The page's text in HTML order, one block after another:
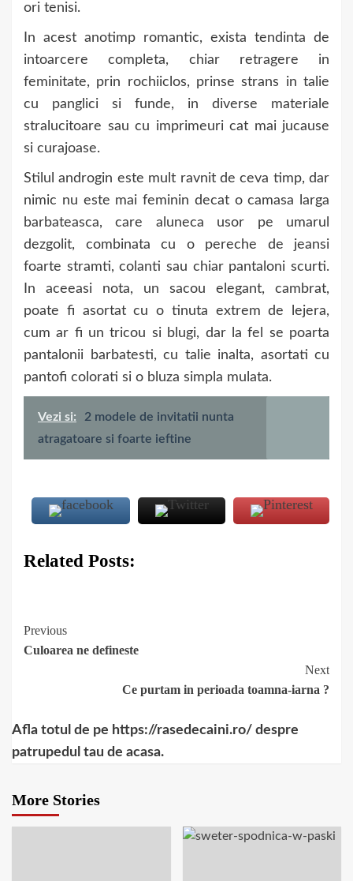
ori tenisi.
In acest anotimp romantic, exista tendinta de
intoarcere completa, chiar retragere in
feminitate, prin rochiiclos, prinse strans in talie
cu panglici si funde, in diverse materiale
stralucitoare sau cu imprimeuri cat mai jucause
si curajoase.
Stilul androgin este mult ravnit de ceva timp, dar
nimic nu este mai feminin decat o camasa larga
barbateasca, care aluneca usor pe umarul
dezgolit, combinata cu o pereche de jeansi
foarte stramti, colanti sau chiar pantaloni scurti.
In aceeasi nota, un sacou elegant, cambrat,
poate fi asortat cu o tinuta extrem de lejera,
cum ar fi un tricou si blugi, dar la fel se poarta
pantalonii barbatesti, cu talie inalta, asortati cu
pantofi colorati si o bluza simpla mulata.
Vezi si:
2 modele de invitatii nunta
atragatoare si foarte ieftine
Related Posts:
Continue
Reading
Previous
Culoarea ne defineste
Next
Ce purtam in perioada toamna-iarna ?
Afla totul de pe https://rasedecaini.ro/ despre
patrupedul tau de acasa.
More Stories